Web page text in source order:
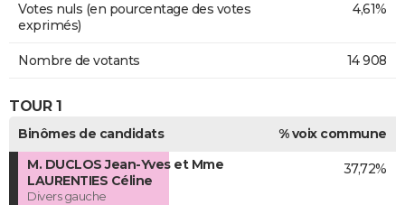
Votes nuls (en pourcentage des votes
exprimés)
4,61%
Nombre de votants 14 908
TOUR 1
Binômes de candidats
% voix commune
M. DUCLOS Jean-Yves et Mme
LAURENTIES Céline
Divers gauche
37,72%